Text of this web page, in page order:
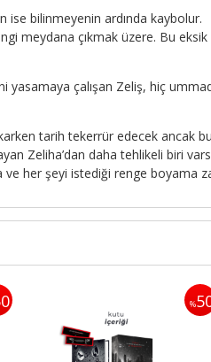
ise bilinmeyenin ardında kaybolur.
meydana çıkmak üzere. Bu eksik
yasamaya çalışan Zeliş, hiç
tarih tekerrür edecek ancak
Zeliha’dan daha tehlikeli biri
her şeyi istediği renge boyama
%